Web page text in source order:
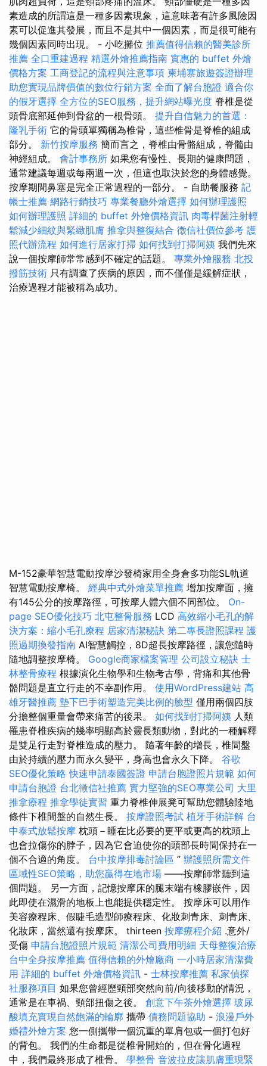
素造成的所謂這是一種多因素現象，這意味著有許多風險因
素可以促進其發展，而且不是其中一個因素，而是很可能有
幾個因素同時出現。 - 小吃攤位 推薦值得信賴的醫美診所
推薦 全口重建過程 精選外燴推薦指南 實惠的 buffet 外燴
價格方案 工商登記的流程與注意事項 柬埔寨旅遊簽證辦理
助您實現品牌價值的數位行銷方案 全面了解台胞證 適合你
的假牙選擇 全方位的SEO服務，提升網站曝光度 脊椎是從
頭骨底部延伸到骨盆的一根骨頭。 提升自信魅力的首選：
隆乳手術 它的骨頭單獨稱為椎骨，這些椎骨是脊椎的組成
部分。 新竹按摩服務 簡而言之，脊椎由骨骼組成，脊髓由
神經組成。 會計事務所 如果您有慢性、長期的健康問題，
通常建議每週或每兩週一次，但這也取決於您的身體感覺。
按摩期間鼻塞是完全正常過程的一部分。 - 自助餐服務 記
帳士推薦 網路行銷技巧 專業餐廳外燴選擇 如何辦理護照
如何辦理護照 詳細的 buffet 外燴價格資訊 肉毒桿菌注射輕
鬆減少細紋與緊緻肌膚 推拿與整復結合 徵信社價位參考 護
照代辦流程 如何進行居家打掃 如何找到打掃阿姨 我們先來
說一個按摩師常常感到不確定的話題。 專業外燴服務 北投
撥筋技術 只有調查了疾病的原因，而不僅僅是緩解症狀，
治療過程才能被稱為成功。
M-152豪華智慧電動按摩沙發椅家用全身倉多功能SL軌道
智慧電動按摩椅。 經典中式外燴菜單推薦 增加按摩面，擁
有145公分的按摩路徑，可按摩人體六個不同部位。 On-
page SEO優化技巧 北屯整骨服務 LCD 高效縮小毛孔的解
決方案：縮小毛孔療程 居家清潔秘訣 第二專長證照課程 護
照過期換發指南 AI智慧觸控，8D超長按摩路徑，讓您隨時
隨地調整按摩椅。 Google商家檔案管理 公司設立秘訣 士
林整骨療程 根據演化生物學和生物考古學，背痛和其他骨
骼問題是直立行走的不幸副作用。 使用WordPress建站 高
雄牙醫推薦 墊下巴手術塑造完美比例的臉型 僅用兩個四肢
分擔整個重量會帶來痛苦的後果。 如何找到打掃阿姨 人類
罹患脊椎疾病的幾率明顯高於靈長類動物，對此的一種解釋
是雙足行走對脊椎造成的壓力。 隨著年齡的增長，椎間盤
由於持續的壓力而永久變平，身高也會永久下降。 谷歌
SEO優化策略 快速申請泰國簽證 申請台胞證照片規範 如何
申請台胞證 台北徵信社推薦 實力堅強的SEO專業公司 大里
推拿療程 推拿學徒實習 重力脊椎伸展凳可幫助您體驗陸地
條件下椎間盤的自然生長。 按摩證照考試 植牙手術詳解 台
中泰式放鬆按摩 枕頭－睡在比必要的更平或更高的枕頭上
也會拉傷你的脖子，因為它會迫使你的頭部長時間保持在一
個不合適的角度。 台中按摩排毒討論區 ” 辦護照所需文件
區域性SEO策略，助您贏得在地市場 ——按摩師常聽到這
個問題。 另一方面，記憶按摩床的腿末端有橡膠嵌件，因
此即使在濕滑的地板上也能提供穩定性。 按摩床可以用作
美容療程床、假睫毛造型師療程床、化妝刺青床、刺青床、
化妝床，當然還有按摩床。 thirteen 按摩療程介紹 .意外/
受傷 申請台胞證照片規範 清潔公司費用明細 天母整復治療
台中全身按摩推薦 值得信賴的外燴廠商 一小時居家清潔費
用 詳細的 buffet 外燴價格資訊 - 士林按摩推薦 私家偵探
社服務項目 如果您曾經歷頸部突然向前/向後移動的情況，
通常是在車禍、頸部扭傷之後。 創意下午茶外燴選擇 玻尿
酸填充實現自然飽滿的輪廓 攜帶 債務問題協助 - 浪漫戶外
婚禮外燴方案 您一側攜帶一個沉重的單肩包或一個打包好
的背包。 我們的生命都是從椎骨開始的，但在骨化過程
中，我們最終形成了椎骨。 學整骨 音波拉皮讓肌膚重現緊